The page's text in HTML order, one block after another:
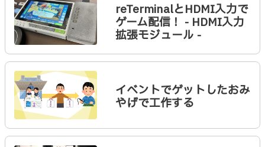
reTerminalとHDMI入力で
ゲーム配信！ - HDMI入力
拡張モジュール -
イベントでゲットしたおみ
やげで工作する